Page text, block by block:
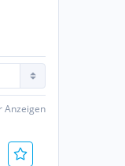
Anzeigen